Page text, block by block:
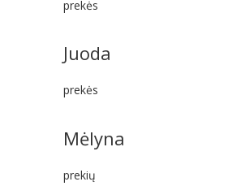
prekės
Juoda
prekės
Mėlyna
prekių